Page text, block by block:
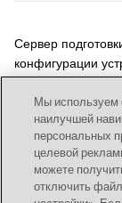
Сервер
конфигурации
использовать
Send
Мы используем
наилучшей
персональных
целевой
можете
отключить